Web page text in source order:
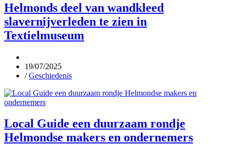
Helmonds deel van wandkleed
slavernijverleden te zien in
Textielmuseum
19/07/2025
/ Geschiedenis
Local Guide een duurzaam rondje
Helmondse makers en ondernemers